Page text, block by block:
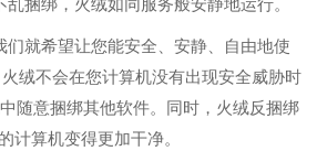
捆绑，火绒如同服务般安静地运行。
们就希望让您能安全、安静、自由地使
绒不会在您计算机没有出现安全威胁时
随意捆绑其他软件。同时，火绒反捆绑
计算机变得更加干净。